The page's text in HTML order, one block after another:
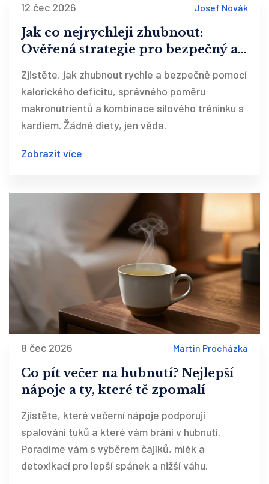
12 čec 2026 Josef Novák
Jak co nejrychleji zhubnout:
Ověřená strategie pro bezpečný a
Zjistěte, jak zhubnout rychle a bezpečně pomocí
kalorického deficitu, správného poměru
makronutrientů a kombinace silového tréninku s
kardiem. Žádné diety, jen věda.
Zobrazit více
8 čec 2026 Martin Procházka
Co pít večer na hubnutí? Nejlepší
nápoje a ty, které tě zpomalí
Zjistěte, které večerní nápoje podporují
spalování tuků a které vám brání v hubnutí.
Poradíme vám s výběrem čajíků, mlék a
detoxikací pro lepší spánek a nižší váhu.